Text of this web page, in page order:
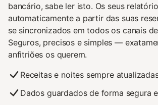
bancário, sabe ler isto. Os seus
automaticamente a partir das suas
se sincronizados em todos os canais
Seguros, precisos e simples —
anfitriões os querem.
Receitas e noites sempre
Dados guardados de forma segura